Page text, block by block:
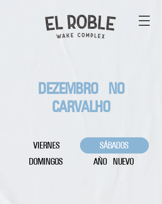
DEZEMBRO NO
CARVALHO
VIERNES
SÁBADOS
DOMINGOS
AÑO NUEVO